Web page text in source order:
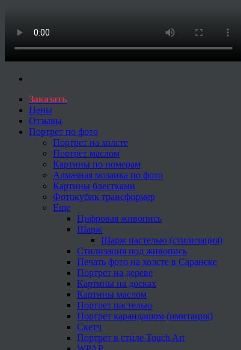
Заказать
Цены
Отзывы
Портрет по фото
Портрет на холсте
Портрет маслом
Картины по номерам
Алмазная мозаика по фото
Картины блестками
Фотокубик трансформер
Еще
Цифровая живопись
Шарж
Шарж пастелью (стилизация)
Стилизация под живопись
Печать фото на холсте в Саранске
Портрет на дереве
Картины на досках
Картины маслом
Портрет пастелью
Портрет карандашом (имитация)
Скетч
Портрет в стиле Touch Art